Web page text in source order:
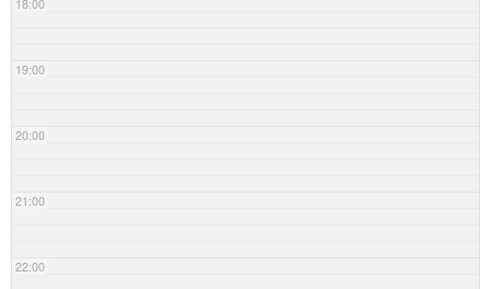
18:00
19:00
20:00
21:00
22:00